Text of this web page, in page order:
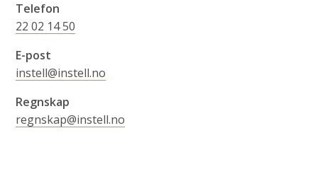
Telefon
22 02 14 50
E-post
instell@instell.no
Regnskap
regnskap@instell.no